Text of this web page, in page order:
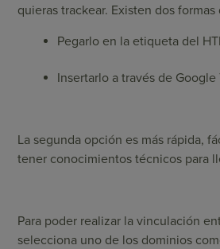
quieras trackear. Existen dos formas
Pegarlo en la etiqueta del
Insertarlo a través de Google
La segunda opción es más rápida,
tener conocimientos técnicos para
Para poder realizar la vinculación
selecciona uno de los dominios